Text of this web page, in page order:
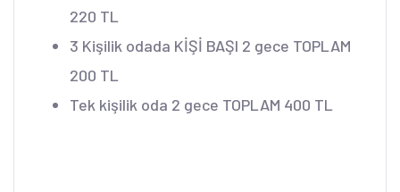
220 TL
3 Kişilik odada KİŞİ BAŞI 2 gece TOPLAM
200 TL
Tek kişilik oda 2 gece TOPLAM 400 TL